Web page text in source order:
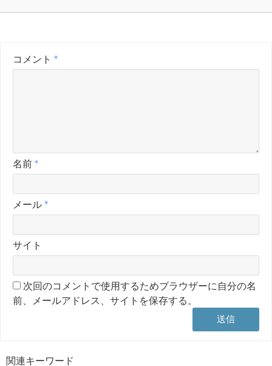
コメント *
名前 *
メール *
サイト
次回のコメントで使用するためブラウザーに自分の名
前、メールアドレス、サイトを保存する。
関連キーワード